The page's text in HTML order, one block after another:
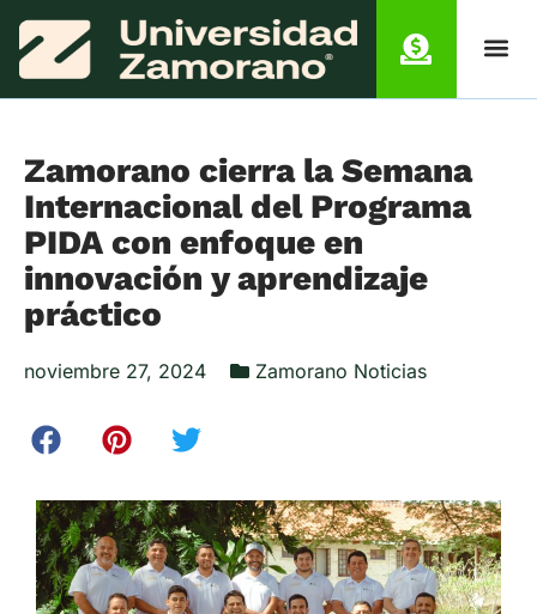
Zamorano cierra la Semana
Internacional del Programa
PIDA con enfoque en
innovación y aprendizaje
práctico
noviembre 27, 2024 Zamorano Noticias